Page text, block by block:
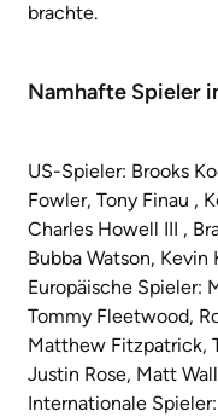
brachte.
Namhafte Spieler
US-Spieler: Brooks
Fowler, Tony Finau ,
Charles Howell III ,
Bubba Watson, Kevin
Europäische Spieler:
Tommy Fleetwood,
Matthew Fitzpatrick,
Justin Rose, Matt
Internationale